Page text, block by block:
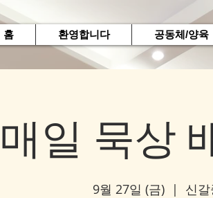
홈 환영합니다 공동체/양육
매일 묵상
9월 27일 (금)
  |
신